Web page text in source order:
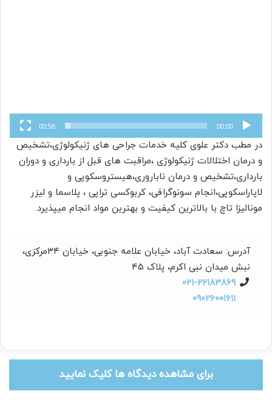
00:00
00:58
در مطب دکتر علوی کلیه خدمات جراحی های ژنیکولوژی،تشخیص
و درمان اختلالات ژنیکولوژی ،مراقبت های قبل از بارداری و دوران
بارداری،تشخیص و درمان ناباروری،هیستروسکوپی و
لاپاراسکوپی،انجام سونوگرافی، کربوکسی تراپی ، پلاسما و لیزر
مونالیزا تاچ با بالاترین کیفیت و بهترین مواد انجام میپذیرد.
آدرس: سعادت آباد، خیابان علامه جنوبی، خيابان ٣٤مركزی،
نبش ميدان نبی اكرم، پلاک ٤٥
۰۲۱-۲۲۱۸۳۸۶۹
۰۹۰۲۶۰۰۱۶۱۱
برای مشاهده دیدگاه ها کلیک نمایید